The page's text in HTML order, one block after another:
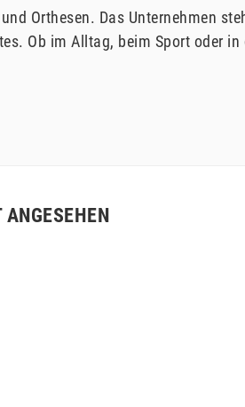
Orthesen. Das Unternehmen
Ob im Alltag, beim Sport oder